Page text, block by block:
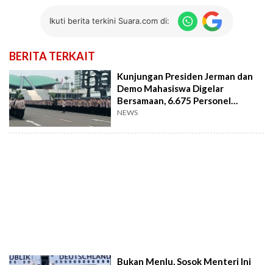
Ikuti berita terkini Suara.com di:
BERITA TERKAIT
Kunjungan Presiden Jerman dan
Demo Mahasiswa Digelar
Bersamaan, 6.675 Personel
Gabungan Disiagakan
NEWS
Bukan Menlu, Sosok Menteri Ini